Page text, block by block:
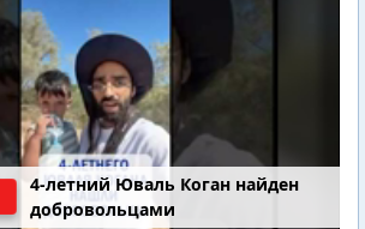
4-летний Юваль Коган найден
добровольцами